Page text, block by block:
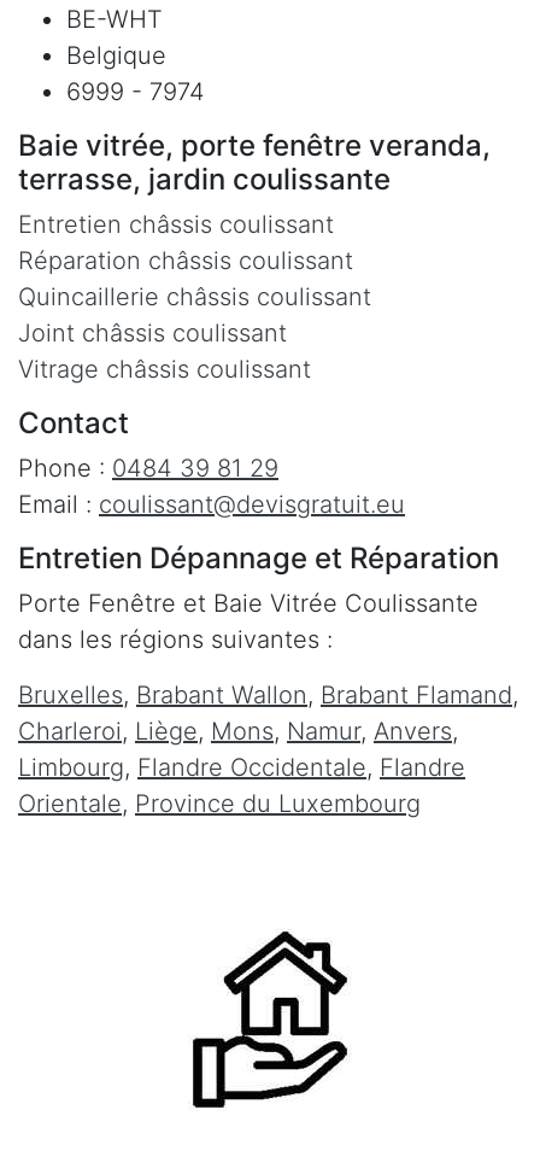
BE-WHT
Belgique
6999 - 7974
Baie vitrée, porte fenêtre veranda,
terrasse, jardin coulissante
Entretien châssis coulissant
Réparation châssis coulissant
Quincaillerie châssis coulissant
Joint châssis coulissant
Vitrage châssis coulissant
Contact
Phone : 0484 39 81 29
Email : coulissant@devisgratuit.eu
Entretien Dépannage et Réparation
Porte Fenêtre et Baie Vitrée Coulissante
dans les régions suivantes :
Bruxelles, Brabant Wallon, Brabant Flamand,
Charleroi, Liège, Mons, Namur, Anvers,
Limbourg, Flandre Occidentale, Flandre
Orientale, Province du Luxembourg